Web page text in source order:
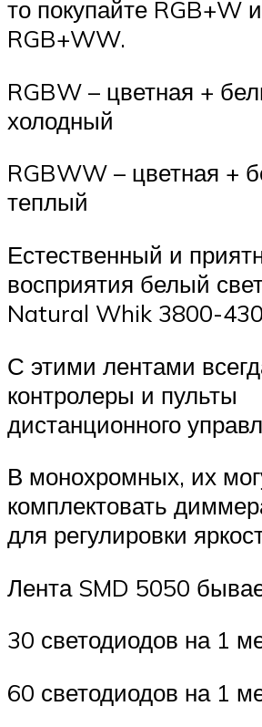
то покупайте RGB+W
RGB+WW.
RGBW – цветная +
холодный
RGBWW – цветная +
теплый
Естественный и
восприятия белый
Natural Whik 3800-
С этими лентами
контролеры и пульты
дистанционного
В монохромных, их
комплектовать
для регулировки
Лента SMD 5050
30 светодиодов на 1
60 светодиодов на 1